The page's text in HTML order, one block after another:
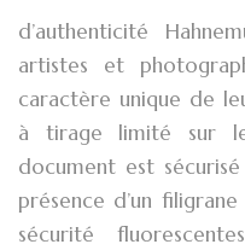
d’authenticité
artistes et
caractère unique de
à tirage limité sur
document est
présence d’un
sécurité